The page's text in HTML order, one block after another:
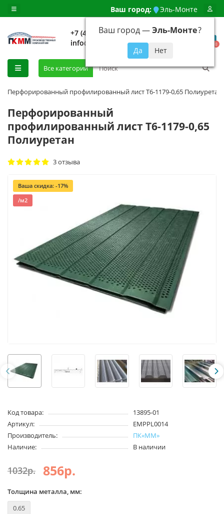
Ваш город: Эль-Монте
Ваш город —Эль-Монте?
+7 (499) 648-92-94
info@evroshtaketnikmoskva.ru
0
Все категории
Перфорированный профилированный лист Т6-1179-0,65 Полиуретан
Перфорированный
профилированный лист Т6-1179-0,65
Полиуретан
3 отзыва
Ваша скидка: -17%
/м2
Код товара:
13895-01
Артикул:
EMPPL0014
Производитель:
ПК«ММ»
Наличие:
В наличии
1032р. 856р.
Толщина металла, мм:
0.65